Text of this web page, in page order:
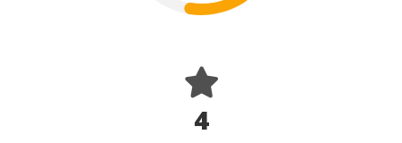
4